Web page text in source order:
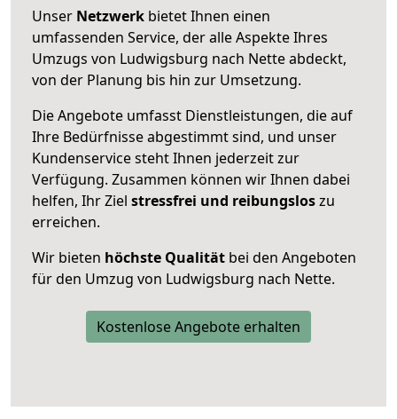
Unser Netzwerk bietet Ihnen einen
umfassenden Service, der alle Aspekte Ihres
Umzugs von Ludwigsburg nach Nette abdeckt,
von der Planung bis hin zur Umsetzung.
Die Angebote umfasst Dienstleistungen, die auf
Ihre Bedürfnisse abgestimmt sind, und unser
Kundenservice steht Ihnen jederzeit zur
Verfügung. Zusammen können wir Ihnen dabei
helfen, Ihr Ziel stressfrei und reibungsloszu
erreichen.
Wir bieten höchste Qualität bei den Angeboten
für den Umzug von Ludwigsburg nach Nette.
Kostenlose Angebote erhalten